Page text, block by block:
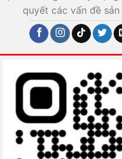
quyết các vấn đề